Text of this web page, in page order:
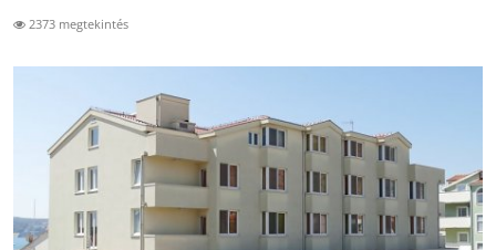
2373 megtekintés